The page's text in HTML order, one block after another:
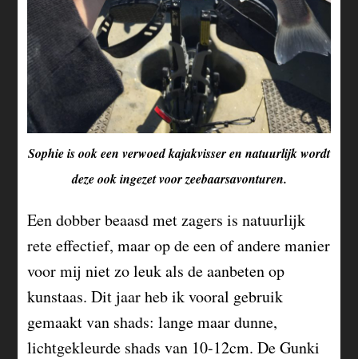
Sophie is ook een verwoed kajakvisser en natuurlijk wordt
deze ook ingezet voor zeebaarsavonturen.
Een dobber beaasd met zagers is natuurlijk
rete effectief, maar op de een of andere manier
voor mij niet zo leuk als de aanbeten op
kunstaas. Dit jaar heb ik vooral gebruik
gemaakt van shads: lange maar dunne,
lichtgekleurde shads van 10-12cm. De Gunki